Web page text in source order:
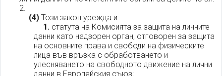
2.
(4) Този закон урежда и:
1.статута на Комисията за защита на личните
данни като надзорен орган, отговорен за защита
на основните права и свободи на физическите
лица във връзка с обработването и
улесняването на свободното движение на лични
данни в Европейския съюз;